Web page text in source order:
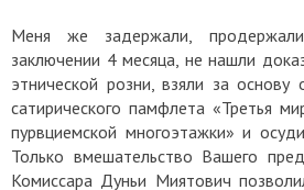
Меня же задержали,
заключении 4 месяца, не нашли
этнической розни, взяли за основу
сатирического памфлета «Третья
пурвциемской многоэтажки» и
Только вмешательство Вашего
Комиссара Дуньи Миятович